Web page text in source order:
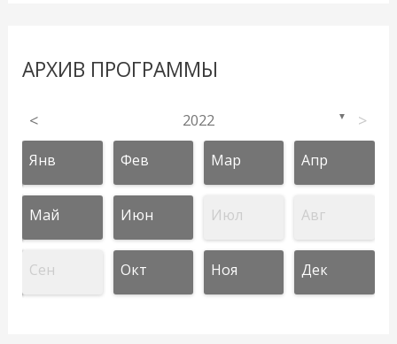
АРХИВ ПРОГРАММЫ
< 2022 ▼ >
Янв Фев Мар Апр
Май Июн Июл Авг
Сен Окт Ноя Дек